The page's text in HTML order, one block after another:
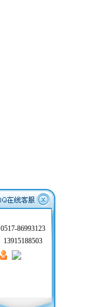
0517-86993123
13915188503